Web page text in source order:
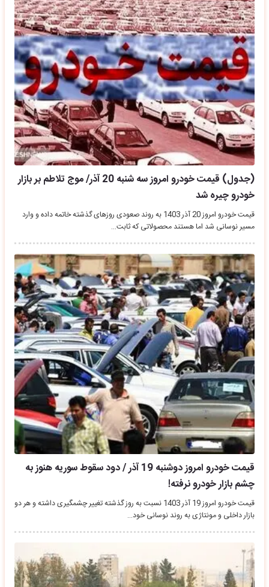
(جدول) قیمت خودرو امروز سه شنبه 20 آذر/ موج تلاطم بر بازار
خودرو چیره شد
قیمت خودرو امروز 20 آذر 1403 به روند صعودی روزهای گذشته خاتمه داده و وارد
مسیر نوسانی شد اما هستند محصولاتی که ثابت…
قیمت خودرو امروز دوشنبه 19 آذر / دود سقوط سوریه هنوز به
چشم بازار خودرو نرفته!
قیمت خودرو امروز 19 آذر 1403 نسبت به روز گذشته تغییر چشمگیری داشته و هر دو
بازار داخلی و مونتاژی به روند نوسانی خود…